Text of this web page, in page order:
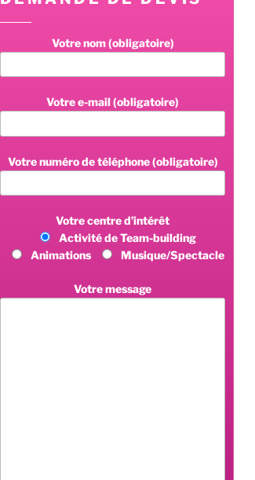
Votre nom (obligatoire)
Votre e-mail (obligatoire)
Votre numéro de téléphone (obligatoire)
Votre centre d’intérêt
Activité de Team-building
Animations
Musique/Spectacle
Votre message